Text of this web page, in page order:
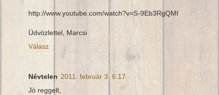
http://www.youtube.com/watch?v=S-9Eb3RgQMI
Üdvözlettel, Marcsi
Válasz
Névtelen 2011. február 3. 6:17
Jó reggelt,